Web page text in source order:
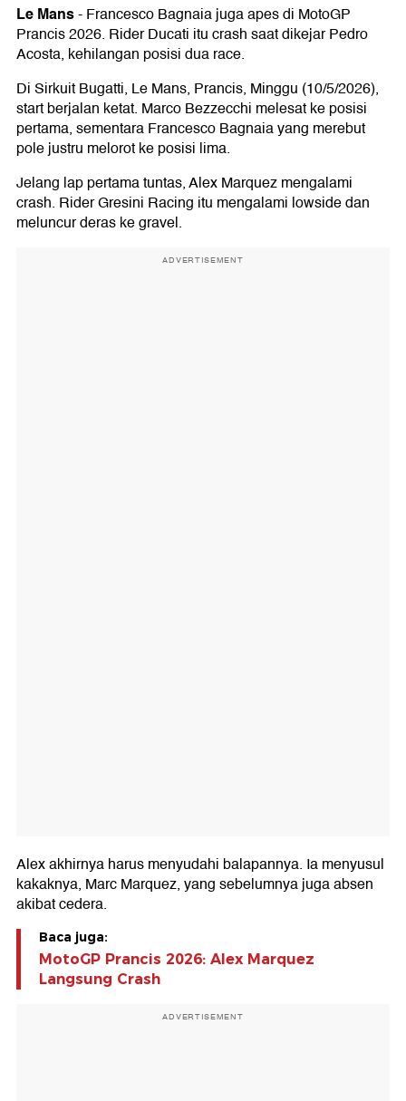
Le Mans-Francesco Bagnaia juga apes di MotoGP
Prancis 2026. Rider Ducati itu crash saat dikejar Pedro
Acosta, kehilangan posisi dua race.
Di Sirkuit Bugatti, Le Mans, Prancis, Minggu (10/5/2026),
start berjalan ketat. Marco Bezzecchi melesat ke posisi
pertama, sementara Francesco Bagnaia yang merebut
pole justru melorot ke posisi lima.
Jelang lap pertama tuntas, Alex Marquez mengalami
crash. Rider Gresini Racing itu mengalami lowside dan
meluncur deras ke gravel.
ADVERTISEMENT
Alex akhirnya harus menyudahi balapannya. Ia menyusul
kakaknya, Marc Marquez, yang sebelumnya juga absen
akibat cedera.
Baca juga:
MotoGP Prancis 2026: Alex Marquez
Langsung Crash
ADVERTISEMENT